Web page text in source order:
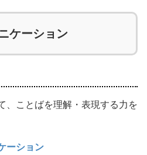
ケーション
、ことばを理解・表現する力を
ーション